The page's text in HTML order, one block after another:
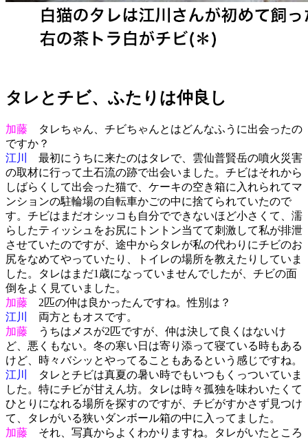
タレとチビ、ふたりは仲良し
加藤 タレちゃん、チビちゃんとはどんなふうに出会ったの
ですか？
江川
最初にうちに来たのはタレで、雲仙普賢岳の噴火災害
の取材に行って土石流の跡で出会いました。チビはそれから
しばらくして出会った猫で、ケーキの空き箱に入れられてマ
ンションの駐輪場の自転車かごの中に捨てられていたので
す。チビはまだオシッコも自分でできないほど小さくて、濡
らしたティッシュをお尻にトントン当てて刺激して私が排泄
させていたのですが、途中からタレが私の代わりにチビのお
尻をなめてやっていたり、トイレの場所を教えたりしていま
した。タレはまだ1歳になっていませんでしたが、チビの面
倒をよく見ていました。
加藤 2匹の仲は良かったんですね。性別は？
江川
両方ともオスです。
加藤 うちはメスが2匹ですが、仲は決して良くはないけ
ど、悪くもない。冬の寒い日は寄り添って寝ている時もある
けど、時々バシッとやってることもあるという感じですね。
江川
タレとチビは真夏の暑い時でもいつもくっついていま
した。特にチビが甘えん坊。タレは時々孤独を味わいたくて
ひとりになれる場所を探すのですが、チビがすかさず見つけ
て、タレがいる狭いダンボール箱の中に入ってました。
加藤 それ、写真からよくわかりますね。タレがいたところ